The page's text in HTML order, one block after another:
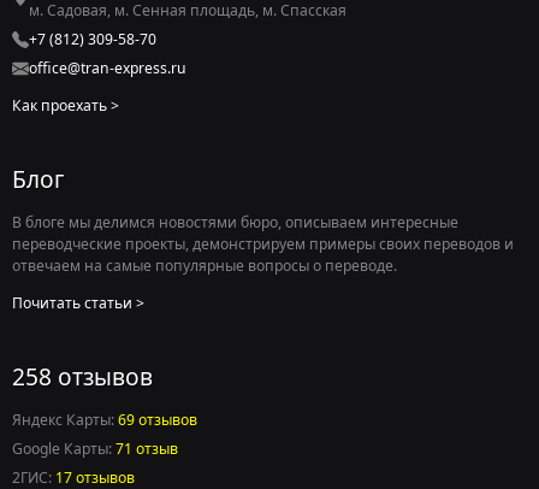
м. Садовая, м. Сенная площадь, м. Спасская
+7 (812) 309-58-70
office@tran-express.ru
Как проехать
Блог
В блоге мы делимся новостями бюро, описываем интересные
переводческие проекты, демонстрируем примеры своих переводов и
отвечаем на самые популярные вопросы о переводе.
Почитать статьи
258 отзывов
Яндекс Карты:69 отзывов
Google Карты:71 отзыв
2ГИС: 17 отзывов